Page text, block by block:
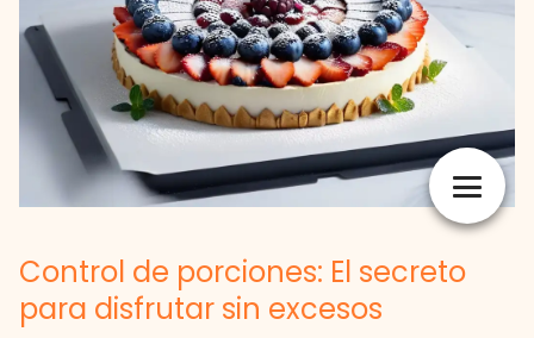
Control de porciones: El secreto
para disfrutar sin excesos